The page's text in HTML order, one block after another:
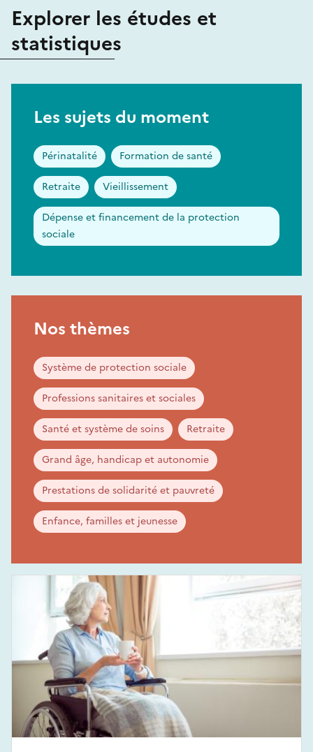
Explorer les études et
statistiques
Les sujets du moment
Périnatalité Formation de santé
Retraite Vieillissement
Dépense et financement de la protection
sociale
Nos thèmes
Système de protection sociale
Professions sanitaires et sociales
Santé et système de soins Retraite
Grand âge, handicap et autonomie
Prestations de solidarité et pauvreté
Enfance, familles et jeunesse